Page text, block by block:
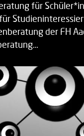
für
der FH